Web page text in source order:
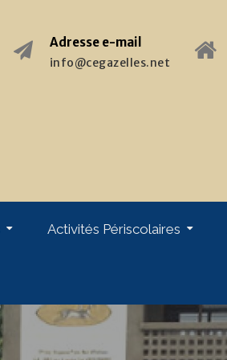
Adresse e-mail
info@cegazelles.net
Activités Périscolaires